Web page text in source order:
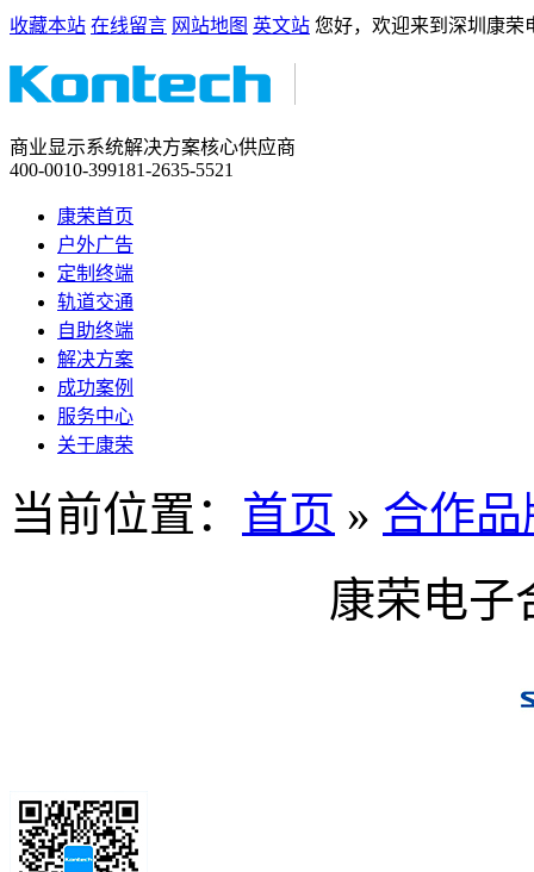
收藏本站 在线留言 网站地图 英文站 您好，欢迎来到深圳康荣
商业显示系统解决方案核心供应商
400-0010-399181-2635-5521
康荣首页
户外广告
定制终端
轨道交通
自助终端
解决方案
成功案例
服务中心
关于康荣
当前位置： 首页 » 合作品
康荣电子